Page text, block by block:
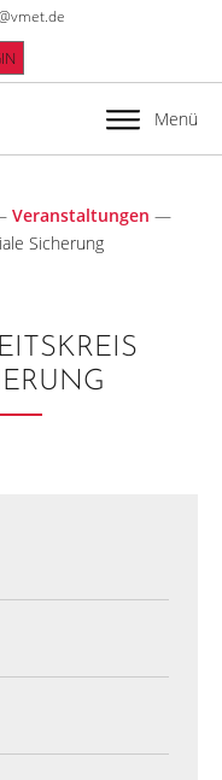
Menü
Veranstaltungen —
Sicherung